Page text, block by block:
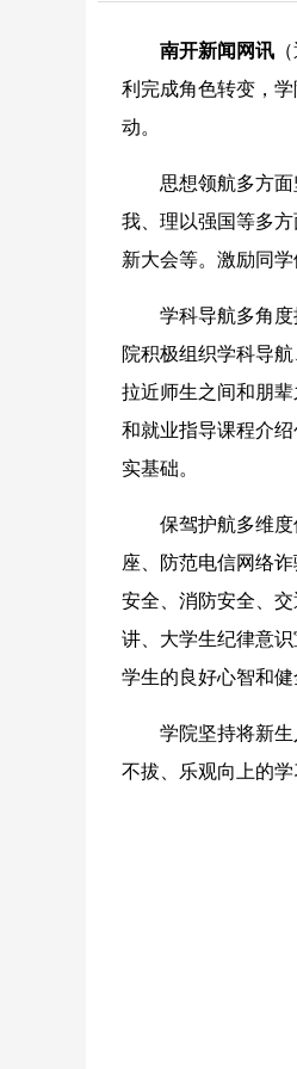
南开新闻网讯
利完成角色转变，
动。
思想领航多方面坚
我、理以强国等多
新大会等。激励同学
学科导航多角度提
院积极组织学科导
拉近师生之间和朋
和就业指导课程介
实基础。
保驾护航多维度保
座、防范电信网络
安全、消防安全、
讲、大学生纪律意
学生的良好心智和健
学院坚持将新生入
不拔、乐观向上的